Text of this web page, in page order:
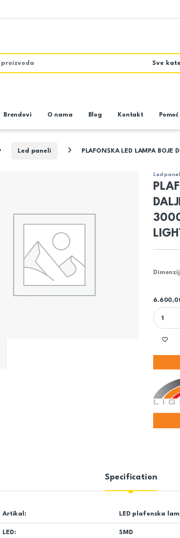
Brendovi O nama Blog Kontakt Pomoć
Led paneli PLAFONSKA LED LAMPA
Led
Specification
Artikal: LED plafonska
LED: SMD